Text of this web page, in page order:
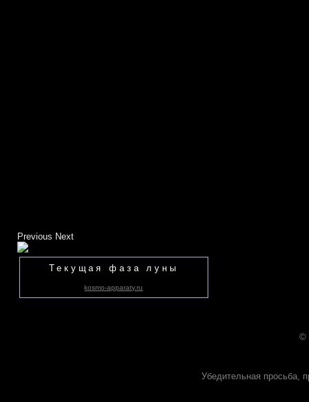
Previous Next
Текущая фаза луны
kosmo-apparaty.ru
©
Убедительная просьба,